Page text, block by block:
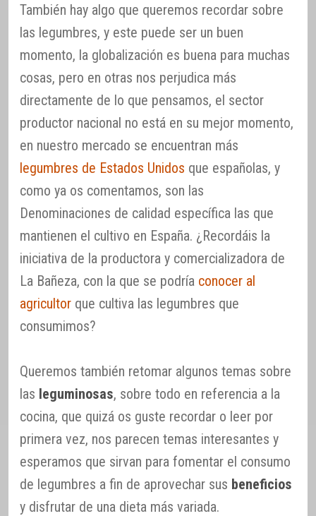
También hay algo que queremos recordar sobre
las legumbres, y este puede ser un buen
momento, la globalización es buena para muchas
cosas, pero en otras nos perjudica más
directamente de lo que pensamos, el sector
productor nacional no está en su mejor momento,
en nuestro mercado se encuentran más
legumbres de Estados Unidos que españolas, y
como ya os comentamos, son las
Denominaciones de calidad específica las que
mantienen el cultivo en España. ¿Recordáis la
iniciativa de la productora y comercializadora de
La Bañeza, con la que se podría conocer al
agricultor que cultiva las legumbres que
consumimos?
Queremos también retomar algunos temas sobre
las leguminosas, sobre todo en referencia a la
cocina, que quizá os guste recordar o leer por
primera vez, nos parecen temas interesantes y
esperamos que sirvan para fomentar el consumo
de legumbres a fin de aprovechar sus beneficios
y disfrutar de una dieta más variada.